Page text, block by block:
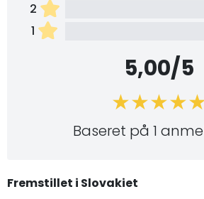
2
1
5,00/5
Baseret på 1
Fremstillet i Slovakiet